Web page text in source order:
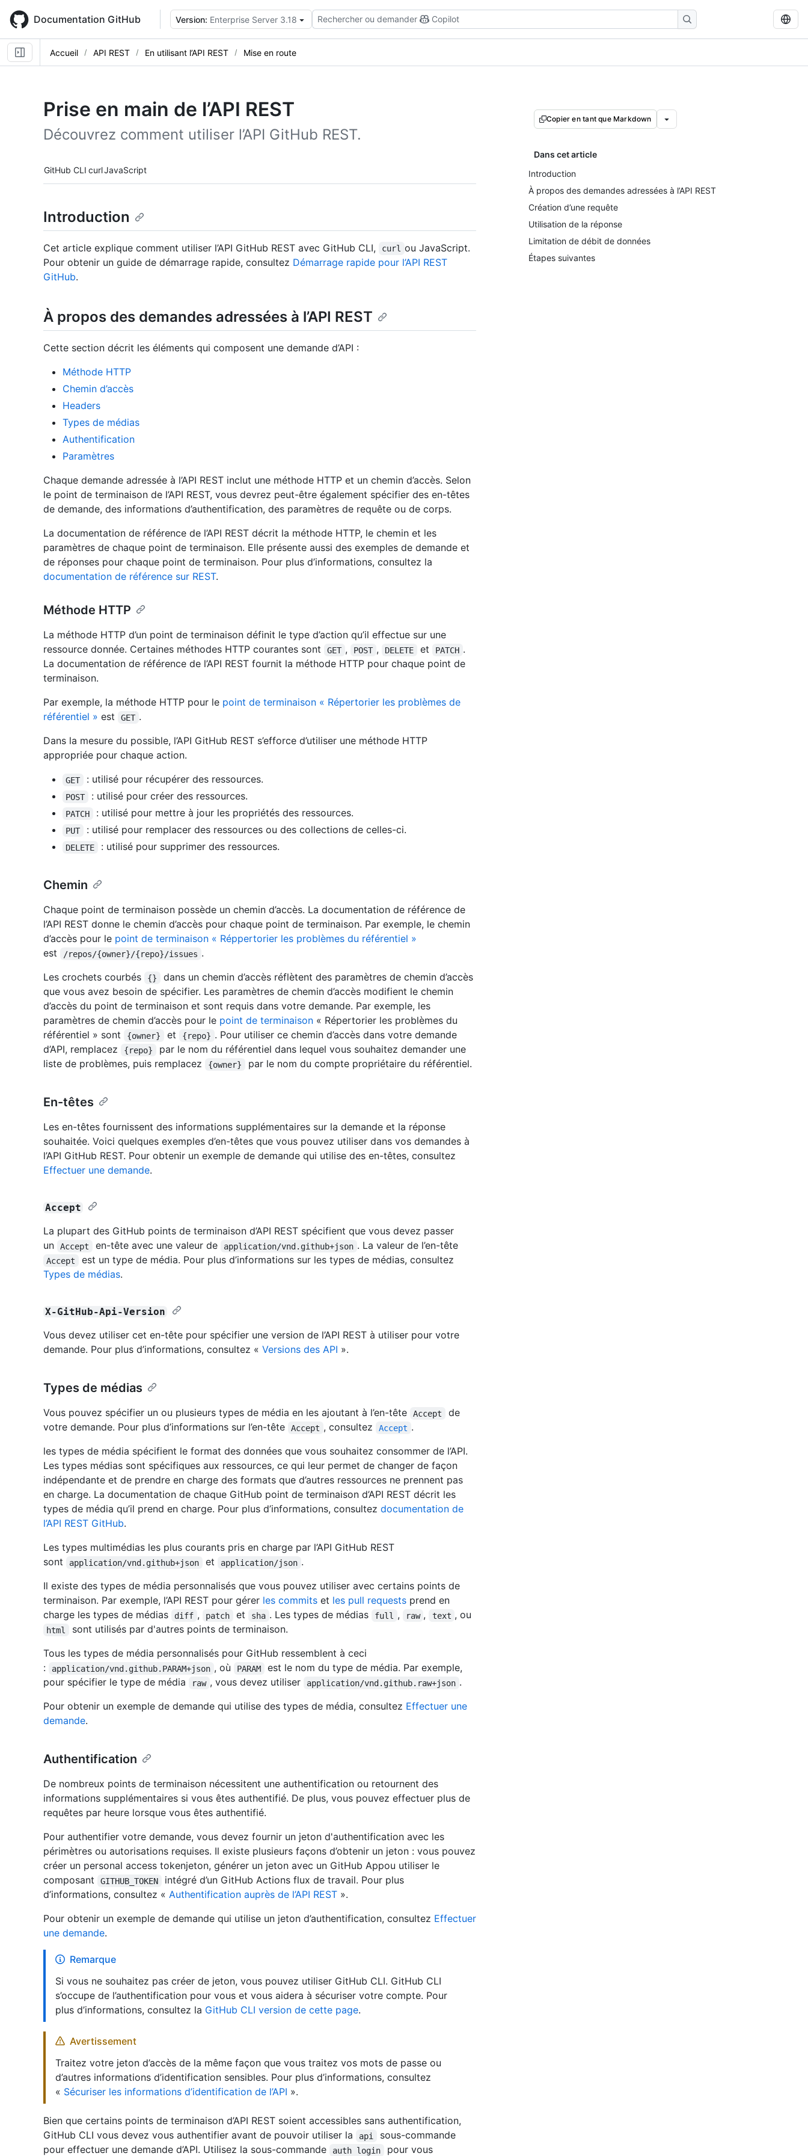
main
content
Documentation GitHub Version: Enterprise Server 3.18 Rechercher ou demander Copilot
Accueil API REST En utilisant l’API REST Mise en route
Prise en main de l’API REST
Découvrez comment utiliser l’API GitHub REST.
Tool navigation
GitHub CLI curlJavaScript
Copier en tant que Markdown
Dans cet article
Introduction
À propos des demandes adressées à l’API REST
Création d’une requête
Utilisation de la réponse
Limitation de débit de données
Étapes suivantes
Introduction
Cet article explique comment utiliser l’API GitHub REST avec GitHub CLI, curl ou JavaScript.
Pour obtenir un guide de démarrage rapide, consultez Démarrage rapide pour l’API REST
GitHub.
À propos des demandes adressées à l’API REST
Cette section décrit les éléments qui composent une demande d’API :
Méthode HTTP
Chemin d’accès
Headers
Types de médias
Authentification
Paramètres
Chaque demande adressée à l’API REST inclut une méthode HTTP et un chemin d’accès. Selon
le point de terminaison de l’API REST, vous devrez peut-être également spécifier des en-têtes
de demande, des informations d’authentification, des paramètres de requête ou de corps.
La documentation de référence de l’API REST décrit la méthode HTTP, le chemin et les
paramètres de chaque point de terminaison. Elle présente aussi des exemples de demande et
de réponses pour chaque point de terminaison. Pour plus d’informations, consultez la
documentation de référence sur REST.
Méthode HTTP
La méthode HTTP d’un point de terminaison définit le type d’action qu’il effectue sur une
ressource donnée. Certaines méthodes HTTP courantes sont
GET , POST , DELETE et PATCH .
La documentation de référence de l’API REST fournit la méthode HTTP pour chaque point de
terminaison.
Par exemple, la méthode HTTP pour le point de terminaison « Répertorier les problèmes de
référentiel » est GET .
Dans la mesure du possible, l’API GitHub REST s’efforce d’utiliser une méthode HTTP
appropriée pour chaque action.
GET : utilisé pour récupérer des ressources.
POST : utilisé pour créer des ressources.
PATCH : utilisé pour mettre à jour les propriétés des ressources.
PUT : utilisé pour remplacer des ressources ou des collections de celles-ci.
DELETE : utilisé pour supprimer des ressources.
Chemin
Chaque point de terminaison possède un chemin d’accès. La documentation de référence de
l’API REST donne le chemin d’accès pour chaque point de terminaison. Par exemple, le chemin
d’accès pour le point de terminaison « Réppertorier les problèmes du référentiel »
est
/repos/{owner}/{repo}/issues .
Les crochets courbés
{}
dans un chemin d’accès réflètent des paramètres de chemin d’accès
que vous avez besoin de spécifier. Les paramètres de chemin d’accès modifient le chemin
d’accès du point de terminaison et sont requis dans votre demande. Par exemple, les
paramètres de chemin d’accès pour le point de terminaison « Répertorier les problèmes du
référentiel » sont
{owner} et {repo} . Pour utiliser ce chemin d’accès dans votre demande
d’API, remplacez
{repo}
par le nom du référentiel dans lequel vous souhaitez demander une
liste de problèmes, puis remplacez
{owner} par le nom du compte propriétaire du référentiel.
En-têtes
Les en-têtes fournissent des informations supplémentaires sur la demande et la réponse
souhaitée. Voici quelques exemples d’en-têtes que vous pouvez utiliser dans vos demandes à
l’API GitHub REST. Pour obtenir un exemple de demande qui utilise des en-têtes, consultez
Effectuer une demande.
Accept
La plupart des GitHub points de terminaison d’API REST spécifient que vous devez passer
un
Accept en-tête avec une valeur de application/vnd.github+json . La valeur de l’en-tête
Accept
est un type de média. Pour plus d’informations sur les types de médias, consultez
Types de médias.
X-GitHub-Api-Version
Vous devez utiliser cet en-tête pour spécifier une version de l’API REST à utiliser pour votre
demande. Pour plus d’informations, consultez « Versions des API ».
Types de médias
Vous pouvez spécifier un ou plusieurs types de média en les ajoutant à l’en-tête Accept
de
votre demande. Pour plus d’informations sur l’en-tête
Accept , consultez Accept .
les types de média spécifient le format des données que vous souhaitez consommer de l’API.
Les types médias sont spécifiques aux ressources, ce qui leur permet de changer de façon
indépendante et de prendre en charge des formats que d’autres ressources ne prennent pas
en charge. La documentation de chaque GitHub point de terminaison d’API REST décrit les
types de média qu’il prend en charge. Pour plus d’informations, consultez documentation de
l’API REST GitHub.
Les types multimédias les plus courants pris en charge par l’API GitHub REST
sont
application/vnd.github+json et application/json .
Il existe des types de média personnalisés que vous pouvez utiliser avec certains points de
terminaison. Par exemple, l’API REST pour gérer les commits et les pull requests prend en
charge les types de médias
diff , patch et sha . Les types de médias full , raw , text , ou
html
sont utilisés par d'autres points de terminaison.
Tous les types de média personnalisés pour GitHub ressemblent à ceci
:
application/vnd.github.PARAM+json , où PARAM
est le nom du type de média. Par exemple,
pour spécifier le type de média
raw , vous devez utiliser application/vnd.github.raw+json .
Pour obtenir un exemple de demande qui utilise des types de média, consultez Effectuer une
demande.
Authentification
De nombreux points de terminaison nécessitent une authentification ou retournent des
informations supplémentaires si vous êtes authentifié. De plus, vous pouvez effectuer plus de
requêtes par heure lorsque vous êtes authentifié.
Pour authentifier votre demande, vous devez fournir un jeton d'authentification avec les
périmètres ou autorisations requises. Il existe plusieurs façons d’obtenir un jeton : vous pouvez
créer un personal access tokenjeton, générer un jeton avec un GitHub Appou utiliser le
composant
GITHUB_TOKEN
intégré d’un GitHub Actions flux de travail. Pour plus
d’informations, consultez « Authentification auprès de l’API REST ».
Pour obtenir un exemple de demande qui utilise un jeton d’authentification, consultez Effectuer
une demande.
Remarque
Si vous ne souhaitez pas créer de jeton, vous pouvez utiliser GitHub CLI. GitHub CLI
s’occupe de l’authentification pour vous et vous aidera à sécuriser votre compte. Pour
plus d’informations, consultez la GitHub CLI version de cette page.
Avertissement
Traitez votre jeton d’accès de la même façon que vous traitez vos mots de passe ou
d’autres informations d’identification sensibles. Pour plus d’informations, consultez
« Sécuriser les informations d’identification de l’API ».
Bien que certains points de terminaison d’API REST soient accessibles sans authentification,
GitHub CLI vous devez vous authentifier avant de pouvoir utiliser la
api
sous-commande
pour effectuer une demande d’API. Utilisez la sous-commande
auth login pour vous